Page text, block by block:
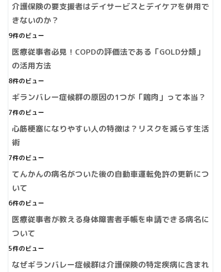
介護保険の要支援者はデイサービスとデイケアを併用で
きないのか？
9件のビュー
医療従事者必見！COPDの評価法である「GOLD分類」
の活用方法
8件のビュー
ギランバレー症候群の原因の1つが「鶏肉」って本当？
7件のビュー
心筋梗塞になりやすい人の特徴は？リスクを減らす生活
術
7件のビュー
てんかんの病名がついた後の自動車運転免許の更新につ
いて
6件のビュー
医療従事者が教える身体障害者手帳を申請できる病名に
ついて
5件のビュー
なぜギランバレー症候群は介護保険の特定疾病に含まれ